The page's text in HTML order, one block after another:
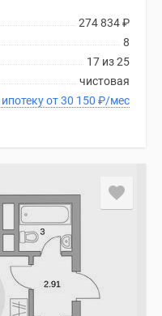
274 834₽
8
17 из 25
чистовая
В ипотеку от 30 150 ₽/мес